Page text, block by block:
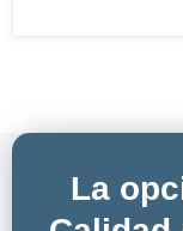
La